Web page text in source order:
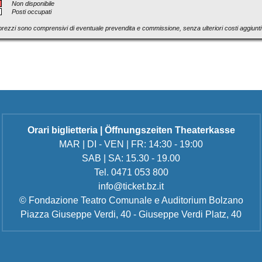
Non disponibile
Posti occupati
sono comprensivi di eventuale prevendita e commissione, senza ulteriori costi
Orari biglietteria | Öffnungszeiten Theaterkasse
MAR | DI - VEN | FR: 14:30 - 19:00
SAB | SA: 15.30 - 19.00
Tel. 0471 053 800
info@ticket.bz.it
© Fondazione Teatro Comunale e Auditorium Bolzano
Piazza Giuseppe Verdi, 40 - Giuseppe Verdi Platz, 40